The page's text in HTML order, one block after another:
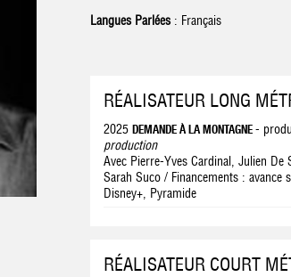
Langues Parlées: Français
RÉALISATEUR LONG
2025 DEMANDE À LA MONTAGNE -
production
Avec Pierre-Yves Cardinal, Julien De
Sarah Suco / Financements : avance
Disney+, Pyramide
RÉALISATEUR COURT